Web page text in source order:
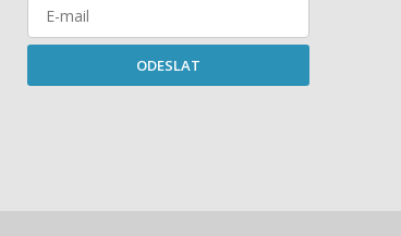
ODESLAT